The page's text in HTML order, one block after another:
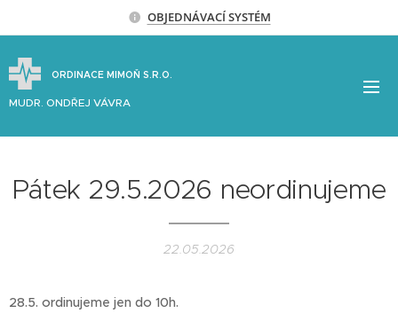
OBJEDNÁVACÍ SYSTÉM
ORDINACE MIMOŇ S.R.O.
MUDR. ONDŘEJ VÁVRA
Pátek 29.5.2026 neordinujeme
22.05.2026
28.5. ordinujeme jen do 10h.